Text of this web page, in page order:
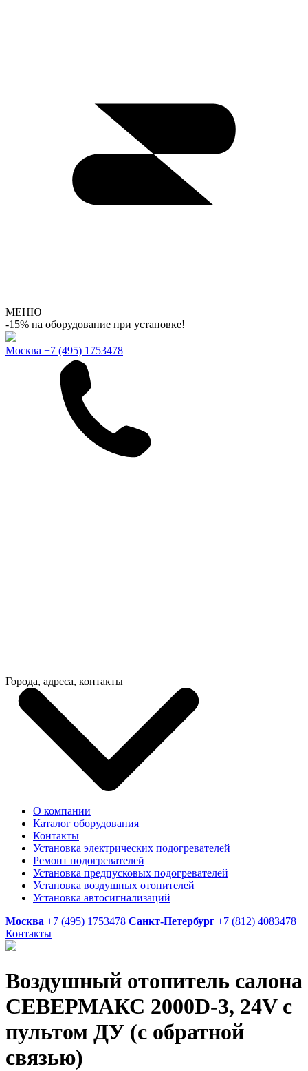
МЕНЮ
-15% на оборудование при установке!
Москва +7 (495) 1753478
Города, адреса, контакты
О компании
Каталог оборудования
Контакты
Установка электрических подогревателей
Ремонт подогревателей
Установка предпусковых подогревателей
Установка воздушных отопителей
Установка автосигнализаций
Москва +7 (495) 1753478 Санкт-Петербург +7 (812) 4083478
Контакты
Воздушный отопитель салона
СЕВЕРМАКС 2000D-3, 24V с
пультом ДУ (с обратной
связью)